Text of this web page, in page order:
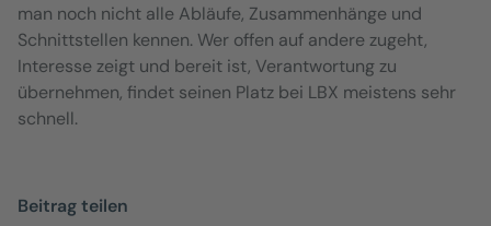
man noch nicht alle Abläufe, Zusammenhänge und
Schnittstellen kennen. Wer offen auf andere zugeht,
Interesse zeigt und bereit ist, Verantwortung zu
übernehmen, findet seinen Platz bei LBX meistens sehr
schnell.
Beitrag teilen